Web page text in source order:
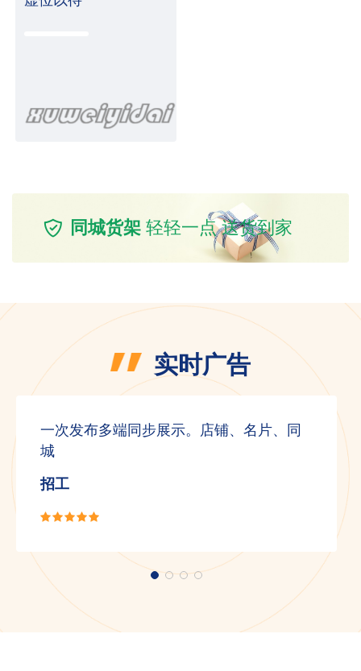
同城货架 轻轻一点 送货到家
实时广告
一次发布多端同步展示。店铺、名片、同
城
招工